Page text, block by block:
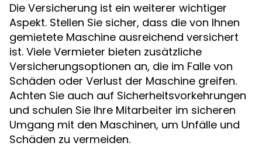
Die Versicherung ist ein weiterer wichtiger
Aspekt. Stellen Sie sicher, dass die von Ihnen
gemietete Maschine ausreichend versichert
ist. Viele Vermieter bieten zusätzliche
Versicherungsoptionen an, die im Falle von
Schäden oder Verlust der Maschine greifen.
Achten Sie auch auf Sicherheitsvorkehrungen
und schulen Sie Ihre Mitarbeiter im sicheren
Umgang mit den Maschinen, um Unfälle und
Schäden zu vermeiden.